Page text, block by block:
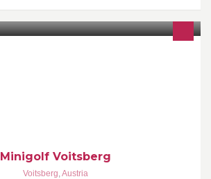
Minigolf Voitsberg
Voitsberg,Austria